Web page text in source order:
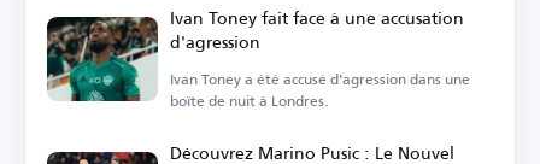
Ivan Toney fait face à une accusation
d'agression
Ivan Toney a été accusé d'agression dans une
boîte de nuit à Londres.
Découvrez Marino Pusic : Le Nouvel